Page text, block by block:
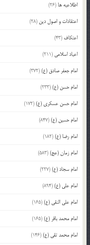
اطلاعیه ها (26)
اعتقادات و اصول دین (28)
اعتکاف (43)
اعیاد اسلامی (211)
امام جعفر صادق (ع)(372)
امام حسن (ع)(233)
امام حسن عسکری (ع)(172)
امام حسین (ع)(847)
امام رضا (ع)(182)
امام زمان (عج)(583)
امام سجاد (ع)(227)
امام علی (ع)(894)
امام علی النقی (ع)(165)
امام محمد باقر (ع)(165)
امام محمد تقی (ع)(146)